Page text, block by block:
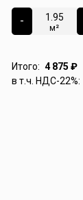
-
м²
Итого: 4 875 ₽
в т.ч. НДС-22%: